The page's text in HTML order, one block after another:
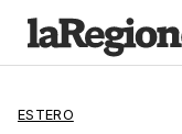
ESTERO